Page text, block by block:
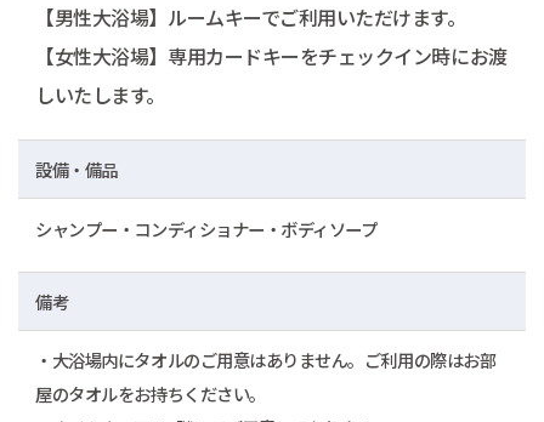
【男性大浴場】ルームキーでご利用いただけます。
【女性大浴場】専用カードキーをチェックイン時にお渡
しいたします。
設備・備品
シャンプー・コンディショナー・ボディソープ
備考
・大浴場内にタオルのご用意はありません。ご利用の際はお部
屋のタオルをお持ちください。